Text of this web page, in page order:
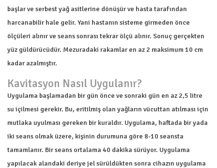
başlar ve serbest yağ asitlerine dönüşür ve hasta tarafından
harcanabilir hale gelir. Yani hastanın sisteme girmeden önce
ölçüleri alınır ve seans sonrası tekrar ölçü alınır. Sonuç gerçekten
yüz güldürücüdür. Mezuradaki rakamlar en az 2 maksimum 10 cm
kadar azalmıştır.
Kavitasyon Nasıl Uygulanır?
Uygulama başlamadan bir gün önce ve sonraki gün en az 2,5 litre
su içilmesi gerekir. Bu, eritilmiş olan yağların vücuttan atılması için
mutlaka uyulması gereken bir kuraldır. Uygulama, haftada bir yada
iki seans olmak üzere, kişinin durumuna göre 8-10 seansta
tamamlanır. Bir seans ortalama 40 dakika sürüyor. Uygulama
yapılacak alandaki deriye jel sürüldükten sonra cihazın uygulama